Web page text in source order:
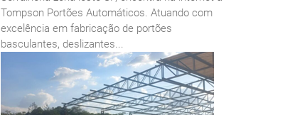
Tompson Portões Automáticos. Atuando com
excelência em fabricação de portões
basculantes, deslizantes...